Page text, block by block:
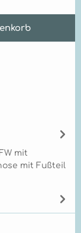
Wert
mit
mit Fußteil